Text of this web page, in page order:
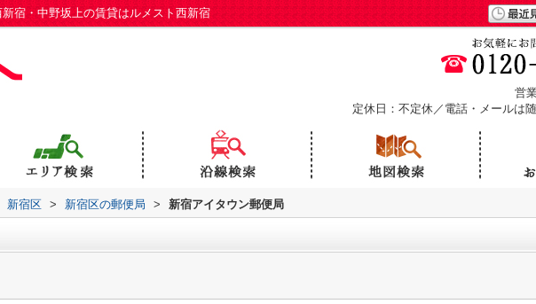
宿・中野坂上の賃貸はルメスト西新宿
営
定休日：不定休／電話・メールは
新宿区 > 新宿区の郵便局 > 新宿アイタウン郵便局